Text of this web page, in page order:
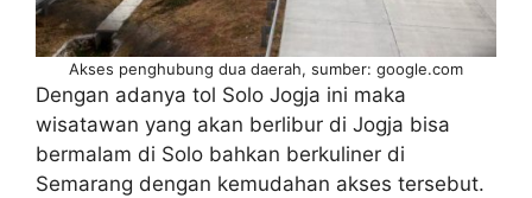
Akses penghubung dua daerah, sumber: google.com
Dengan adanya tol Solo Jogja ini maka
wisatawan yang akan berlibur di Jogja bisa
bermalam di Solo bahkan berkuliner di
Semarang dengan kemudahan akses tersebut.